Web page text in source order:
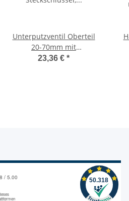
Unterputzventil Oberteil
20-70mm mit
Steckschlüssel,
23,36 € *